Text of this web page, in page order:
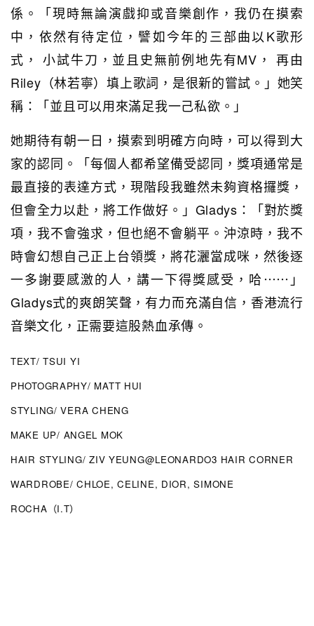
係。「現時無論演戲抑或音樂創作，我仍在摸索
中，依然有待定位，譬如今年的三部曲以K歌形
式， 小試牛刀，並且史無前例地先有MV， 再由
Riley（林若寧）填上歌詞，是很新的嘗試。」她笑
稱：「並且可以用來滿足我一己私欲。」
她期待有朝一日，摸索到明確方向時，可以得到大
家的認同。「每個人都希望備受認同，獎項通常是
最直接的表達方式，現階段我雖然未夠資格攞獎，
但會全力以赴，將工作做好。」Gladys：「對於獎
項，我不會強求，但也絕不會躺平。沖涼時，我不
時會幻想自己正上台領獎，將花灑當成咪，然後逐
一多謝要感激的人，講一下得獎感受，哈⋯⋯」
Gladys式的爽朗笑聲，有力而充滿自信，香港流行
音樂文化，正需要這股熱血承傳。
TEXT/ TSUI YI
PHOTOGRAPHY/ MATT HUI
STYLING/ VERA CHENG
MAKE UP/ ANGEL MOK
HAIR STYLING/ ZIV YEUNG@LEONARDO3 HAIR CORNER
WARDROBE/ CHLOE, CELINE, DIOR, SIMONE
ROCHA（I.T）